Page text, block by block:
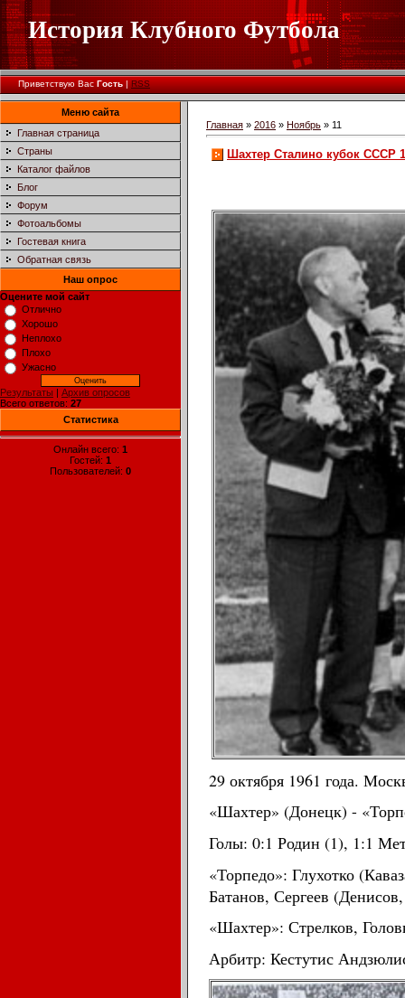
История Клубного Футбола
Приветствую Вас Гость|RSS
Меню сайта
Главная страница
Страны
Каталог файлов
Блог
Форум
Фотоальбомы
Гостевая книга
Обратная связь
Наш опрос
Оцените мой сайт
Отлично
Хорошо
Неплохо
Плохо
Ужасно
Результаты | Архив опросов
Всего ответов: 27
Статистика
Онлайн всего: 1
Гостей: 1
Пользователей: 0
Главная » 2016 » Ноябрь » 11
Шахтер Сталино кубок СССР
29 октября 1961 года.
«Шахтер» (Донецк) -
Голы: 0:1 Родин (1), 1:1
«Торпедо»: Глухотко
Батанов, Сергеев
«Шахтер»: Стрелков,
Арбитр: Кестутис